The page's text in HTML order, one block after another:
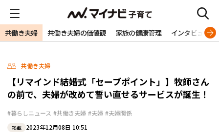
共働き夫婦 共働き夫婦の価値観 家族の健康管理 インタビュー
共働き夫婦
【リマインド結婚式「セーブポイント」】牧師さん
の前で、夫婦が改めて誓い直せるサービスが誕生！
#暮らしニュース #共働き夫婦 #夫婦 #夫婦関係
掲載 2023年12月08日 10:51